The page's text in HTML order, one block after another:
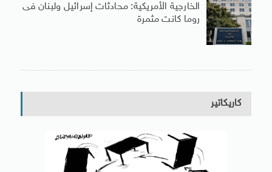
الخارجية الأمريكية: محادثات إسرائيل ولبنان فى
روما كانت مثمرة
كاريكاتير